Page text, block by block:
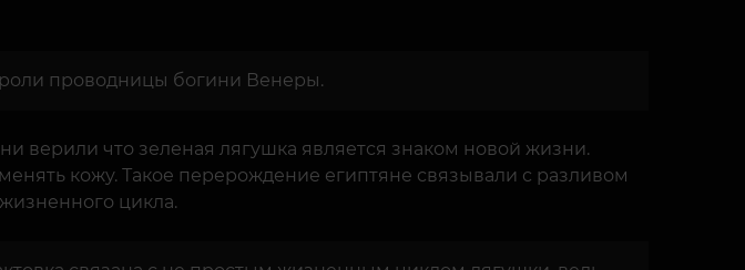
проводницы богини Венеры.
верили что зеленая лягушка является знаком новой жизни.
кожу. Такое перерождение египтяне связывали с разливом
цикла.